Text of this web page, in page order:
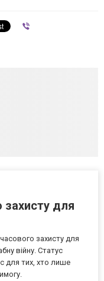
захисту для
захисту для
війну. Статус
для тих, хто лише